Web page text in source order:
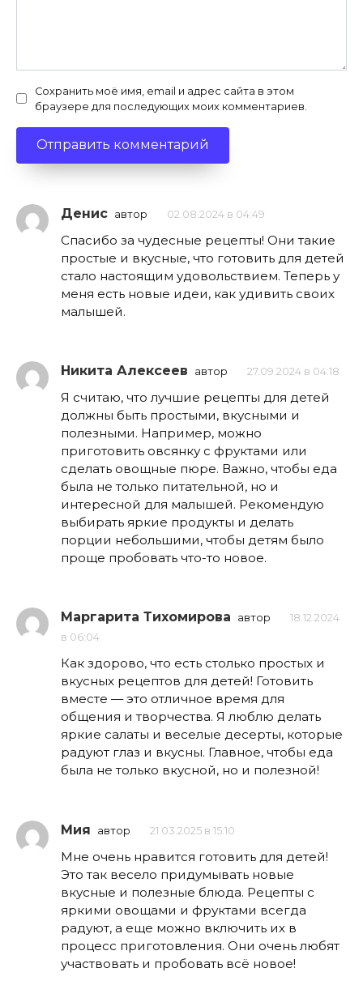
Сохранить моё имя, email и адрес сайта в этом
браузере для последующих моих комментариев.
Денис автор 02.08.2024 в 04:49
Спасибо за чудесные рецепты! Они такие
простые и вкусные, что готовить для детей
стало настоящим удовольствием. Теперь у
меня есть новые идеи, как удивить своих
малышей.
Никита Алексеев автор 27.09.2024 в 04:18
Я считаю, что лучшие рецепты для детей
должны быть простыми, вкусными и
полезными. Например, можно
приготовить овсянку с фруктами или
сделать овощные пюре. Важно, чтобы еда
была не только питательной, но и
интересной для малышей. Рекомендую
выбирать яркие продукты и делать
порции небольшими, чтобы детям было
проще пробовать что-то новое.
Маргарита Тихомирова автор
18.12.2024
в 06:04
Как здорово, что есть столько простых и
вкусных рецептов для детей! Готовить
вместе — это отличное время для
общения и творчества. Я люблю делать
яркие салаты и веселые десерты, которые
радуют глаз и вкусны. Главное, чтобы еда
была не только вкусной, но и полезной!
Мия автор 21.03.2025 в 15:10
Мне очень нравится готовить для детей!
Это так весело придумывать новые
вкусные и полезные блюда. Рецепты с
яркими овощами и фруктами всегда
радуют, а еще можно включить их в
процесс приготовления. Они очень любят
участвовать и пробовать всё новое!